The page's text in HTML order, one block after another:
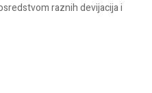
raznih devijacija i